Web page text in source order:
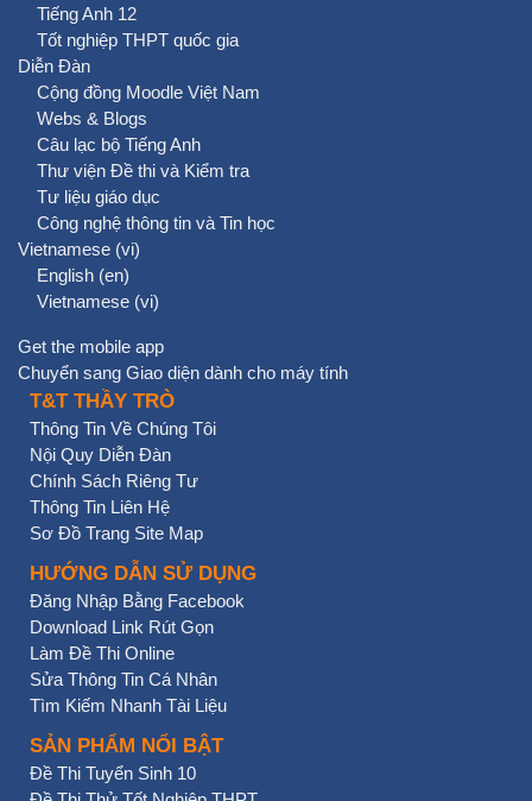
Tiếng Anh 12
Tốt nghiệp THPT quốc gia
Diễn Đàn
Cộng đồng Moodle Việt Nam
Webs & Blogs
Câu lạc bộ Tiếng Anh
Thư viện Đề thi và Kiểm tra
Tư liệu giáo dục
Công nghệ thông tin và Tin học
Vietnamese ‎(vi)‎
English ‎(en)‎
Vietnamese ‎(vi)‎
Get the mobile app
Chuyển sang Giao diện dành cho máy tính
T&T THẦY TRÒ
Thông Tin Về Chúng Tôi
Nội Quy Diễn Đàn
Chính Sách Riêng Tư
Thông Tin Liên Hệ
Sơ Đồ Trang Site Map
HƯỚNG DẪN SỬ DỤNG
Đăng Nhập Bằng Facebook
Download Link Rút Gọn
Làm Đề Thi Online
Sửa Thông Tin Cá Nhân
Tìm Kiếm Nhanh Tài Liệu
SẢN PHẨM NỔI BẬT
Đề Thi Tuyển Sinh 10